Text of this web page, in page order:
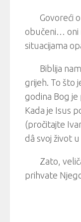
Govoreći
obučeni… oni
situacijama
Biblija
grijeh. To što
godina Bog je
Kada je Isus
(pročitajte
dâ svoj život
Zato,
prihvate